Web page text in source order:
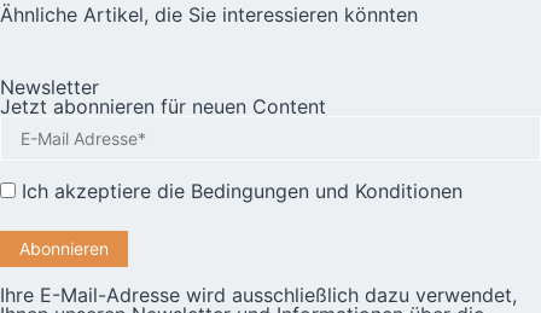
Ähnliche Artikel, die Sie interessieren könnten
Newsletter
Jetzt abonnieren für neuen Content
Ich akzeptiere die Bedingungen und Konditionen
Ihre E-Mail-Adresse wird ausschließlich dazu verwendet,